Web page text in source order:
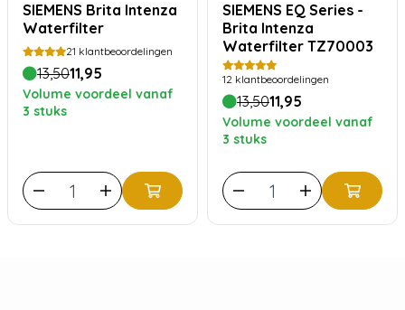
SIEMENS Brita Intenza
Waterfilter
21 klantbeoordelingen
13,5011,95
Volume voordeel vanaf
3 stuks
SIEMENS EQ Series -
Brita Intenza
Waterfilter TZ70003
12 klantbeoordelingen
13,5011,95
Volume voordeel vanaf
3 stuks